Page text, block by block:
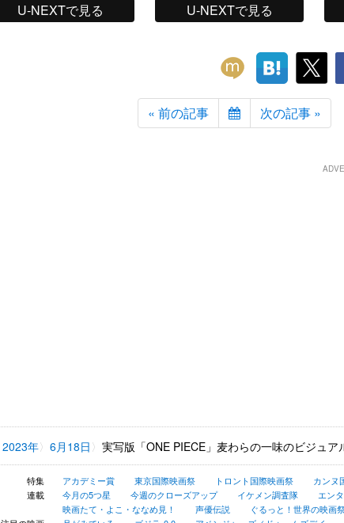
U-NEXTで見る U-NEXTで見る
« 前の記事 次の記事 »
2023年 6月18日 実写版「ONE PIECE」麦わらの一味のビジュ
特集 アカデミー賞 東京国際映画祭 トロント国際映画祭 カンヌ
連載
今月の5つ星 今週のクローズアップ イケメン調査隊 エン
映画たて・よこ・ななめ見！
声優伝説 ぐるっと！世界の映画